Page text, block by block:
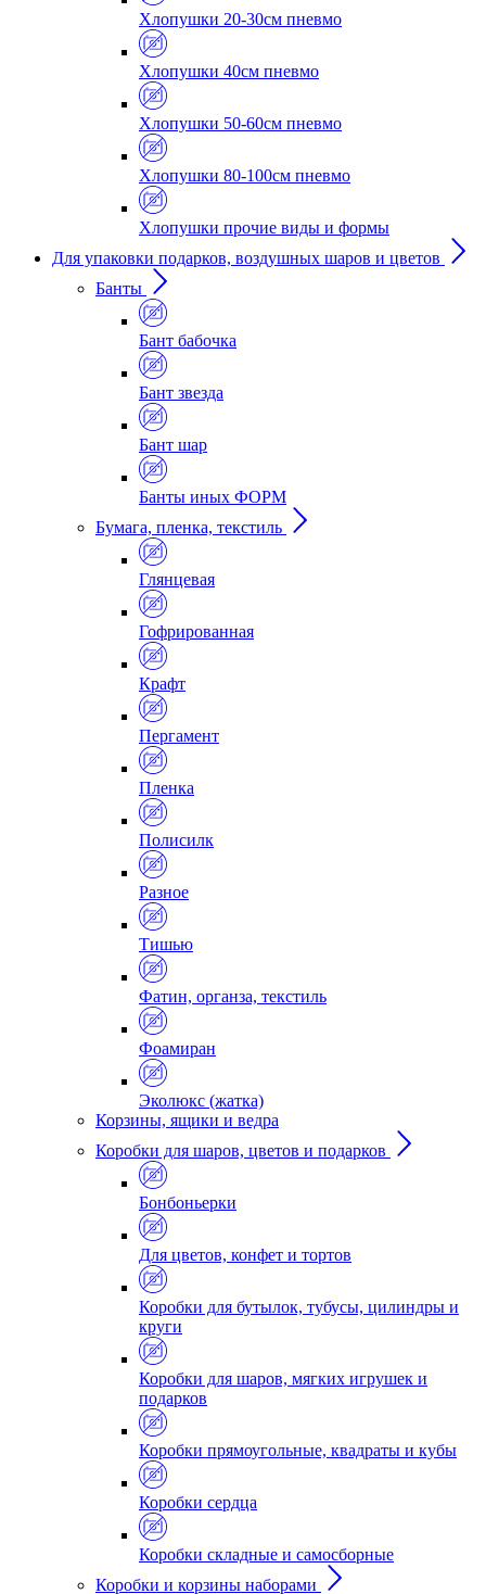
Хлопушки 20-30см пневмо
Хлопушки 40см пневмо
Хлопушки 50-60см пневмо
Хлопушки 80-100см пневмо
Хлопушки прочие виды и формы
Для упаковки подарков, воздушных шаров и цветов
Банты
Бант бабочка
Бант звезда
Бант шар
Банты иных ФОРМ
Бумага, пленка, текстиль
Глянцевая
Гофрированная
Крафт
Пергамент
Пленка
Полисилк
Разное
Тишью
Фатин, органза, текстиль
Фоамиран
Эколюкс (жатка)
Корзины, ящики и ведра
Коробки для шаров, цветов и подарков
Бонбоньерки
Для цветов, конфет и тортов
Коробки для бутылок, тубусы, цилиндры и
круги
Коробки для шаров, мягких игрушек и
подарков
Коробки прямоугольные, квадраты и кубы
Коробки сердца
Коробки складные и самосборные
Коробки и корзины наборами